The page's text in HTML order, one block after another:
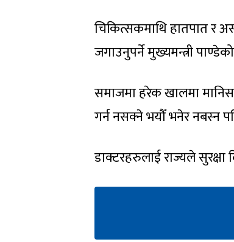
चिकित्सकमाथि हातपात र
जगाउनुपर्ने मुख्यमन्त्री
समाजमा हरेक खालमा
गर्न नसक्ने भयौँ भनेर नबस्न
डाक्टरहरुलाई राज्यले सुरक्षा